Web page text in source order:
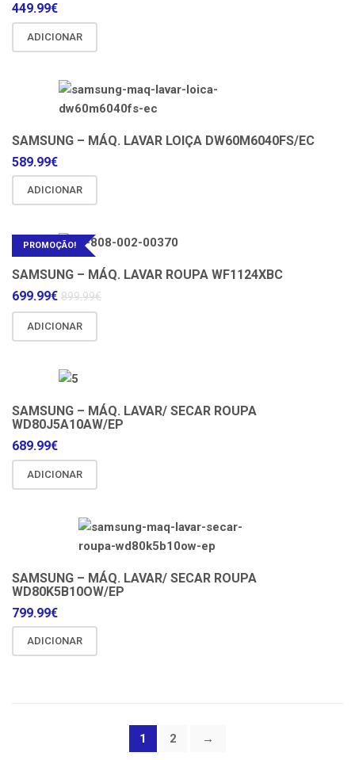
449.99€
ADICIONAR
SAMSUNG – MÁQ. LAVAR LOIÇA DW60M6040FS/EC
589.99€
ADICIONAR
PROMOÇÃO!
SAMSUNG – MÁQ. LAVAR ROUPA WF1124XBC
699.99€ 899.99€
ADICIONAR
SAMSUNG – MÁQ. LAVAR/ SECAR ROUPA
WD80J5A10AW/EP
689.99€
ADICIONAR
SAMSUNG – MÁQ. LAVAR/ SECAR ROUPA
WD80K5B10OW/EP
799.99€
ADICIONAR
1 2 →